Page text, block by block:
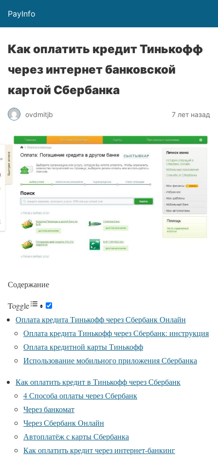
PayInfo
Как оплатить кредит Тинькофф
через интернет банковской
картой Сбербанка
ovdmitjb 7 лет назад
Содержание
Toggle
Оплата кредита Тинькофф через Сбербанк Онлайн
Оплата кредита Тинькофф через Сбербанк: инструкция
Оплата кредитной карты Тинькофф
Использование мобильного приложения Сбербанка
Как оплатить кредит в Тинькофф через Сбербанк
4 Способа оплаты через Сбербанк
Через банкомат
Через Сбербанк Онлайн
Автоплатёж с карты Сбербанка
Как оплатить кредит через интернет-банкинг